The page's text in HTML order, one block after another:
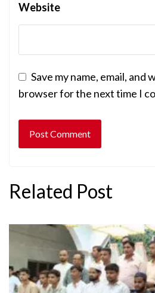
Website
Save my name, email, and
browser for the next time I
Related Post